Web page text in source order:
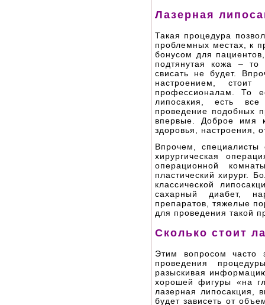
Лазерная
Такая процедура
проблемных местах, к
бонусом для
подтянутая кожа – то
свисать не будет.
настроением,
профессионалам. То
липосакия, есть
проведение подобных
впервые. Доброе имя
здоровья, настроения,
Впрочем, специалисты
хирургическая
операционной
пластический хирург.
классической
сахарный диабет,
препаратов, тяжелые
для проведения такой
Сколько стоит
Этим вопросом часто
проведения
разыскивая
хорошей фигуры «на
лазерная липосакция,
будет зависеть от